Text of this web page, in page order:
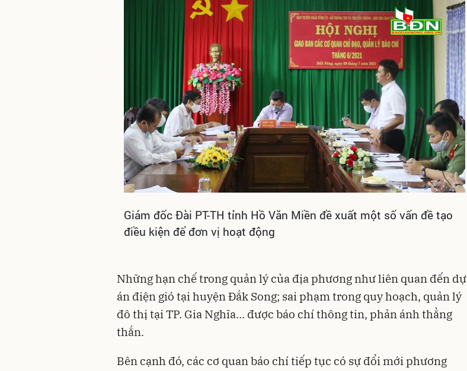
Giám đốc Đài PT-TH tỉnh Hồ Văn Miền đề xuất một số vấn đề tạo
điều kiện để đơn vị hoạt động
Những hạn chế trong quản lý của địa phương như liên quan đến dự
án điện gió tại huyện Đắk Song; sai phạm trong quy hoạch, quản lý
đô thị tại TP. Gia Nghĩa… được báo chí thông tin, phản ánh thẳng
thắn.
Bên cạnh đó, các cơ quan báo chí tiếp tục có sự đổi mới phương